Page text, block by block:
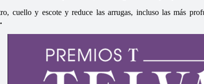
cuello y escote y reduce las arrugas, incluso las más